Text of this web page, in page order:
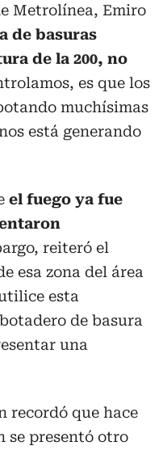
Metrolínea, Emiro
de basuras
de la 200, no
es que los
muchísimas
está generando
el fuego ya fue
reiteró el
esa zona del área
esta
de basura
una
recordó que hace
se presentó otro